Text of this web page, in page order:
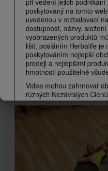
poskytovaný na tomto
uvedenou v rozbalovací
dostupnost, názvy,
vyobrazených produktů
lišit, posláním Herbalife je
poskytováním nejlepší
prodeji a nejlepšími
hmotnosti použitelné
Videa mohou zahrnovat
různých Nezávislých
různých úrovních v rámci
kteří sídlí v různých
na zobrazené jednotlivce
průměrné; ani
platné pro region, ve
podnikání, naleznete na
MyHerbalife.com.
Dynamický střed těla se
Posilování středu těla pro udržení